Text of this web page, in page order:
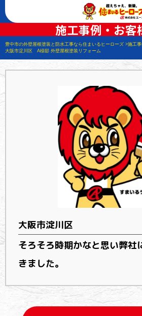
施工事例・お客
豊中市の外壁屋根塗装と防水工事なら住まいるヒーローズ
施工事
大阪市淀川区 A様邸 外壁屋根塗装リフォーム
大阪市淀川区
そろそろ時期かなと思い弊社
きました。